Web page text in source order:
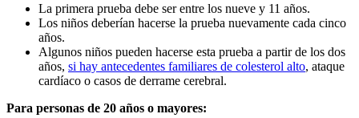
La primera prueba debe ser entre los nueve y 11 años.
Los niños deberían hacerse la prueba nuevamente cada cinco
años.
Algunos niños pueden hacerse esta prueba a partir de los dos
años, si hay antecedentes familiares de colesterol alto, ataque
cardíaco o casos de derrame cerebral.
Para personas de 20 años o mayores: